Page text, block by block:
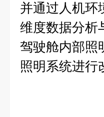
并通过人机环
维度数据分析
驾驶舱内部照
照明系统进行